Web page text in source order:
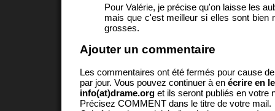
Pour Valérie, je précise qu'on laisse les
mais que c'est meilleur si elles sont bien
grosses.
Ajouter un commentaire
Les commentaires ont été fermés pour cause
par jour. Vous pouvez continuer à en écrire en
info(at)drame.org et ils seront publiés en votre
Précisez COMMENT dans le titre de votre mail.